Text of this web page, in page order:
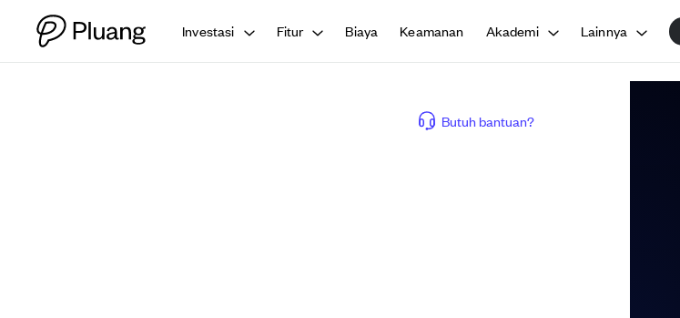
Investasi Fitur Biaya Keamanan Akademi Lainnya
Butuh bantuan?